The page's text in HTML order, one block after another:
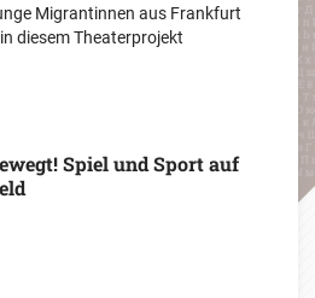
Migrantinnen aus Frankfurt
diesem Theaterprojekt
Spiel und Sport auf